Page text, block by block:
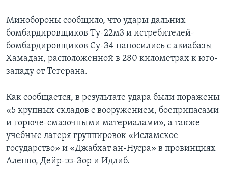
Минобороны сообщило, что удары дальних
бомбардировщиков Ту-22м3 и истребителей-
бомбардировщиков Су-З4 наносились с авиабазы
Хамадан, расположенной в 280 километрах к юго-
западу от Тегерана.
Как сообщается, в результате удара были поражены
«5 крупных складов с вооружением, боеприпасами
и горюче-смазочными материалами», а также
учебные лагеря группировок «Исламское
государство» и «Джабхат ан-Нусра» в провинциях
Алеппо, Дейр-эз-Зор и Идлиб.